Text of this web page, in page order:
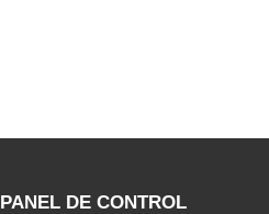
PANEL DE CONTROL